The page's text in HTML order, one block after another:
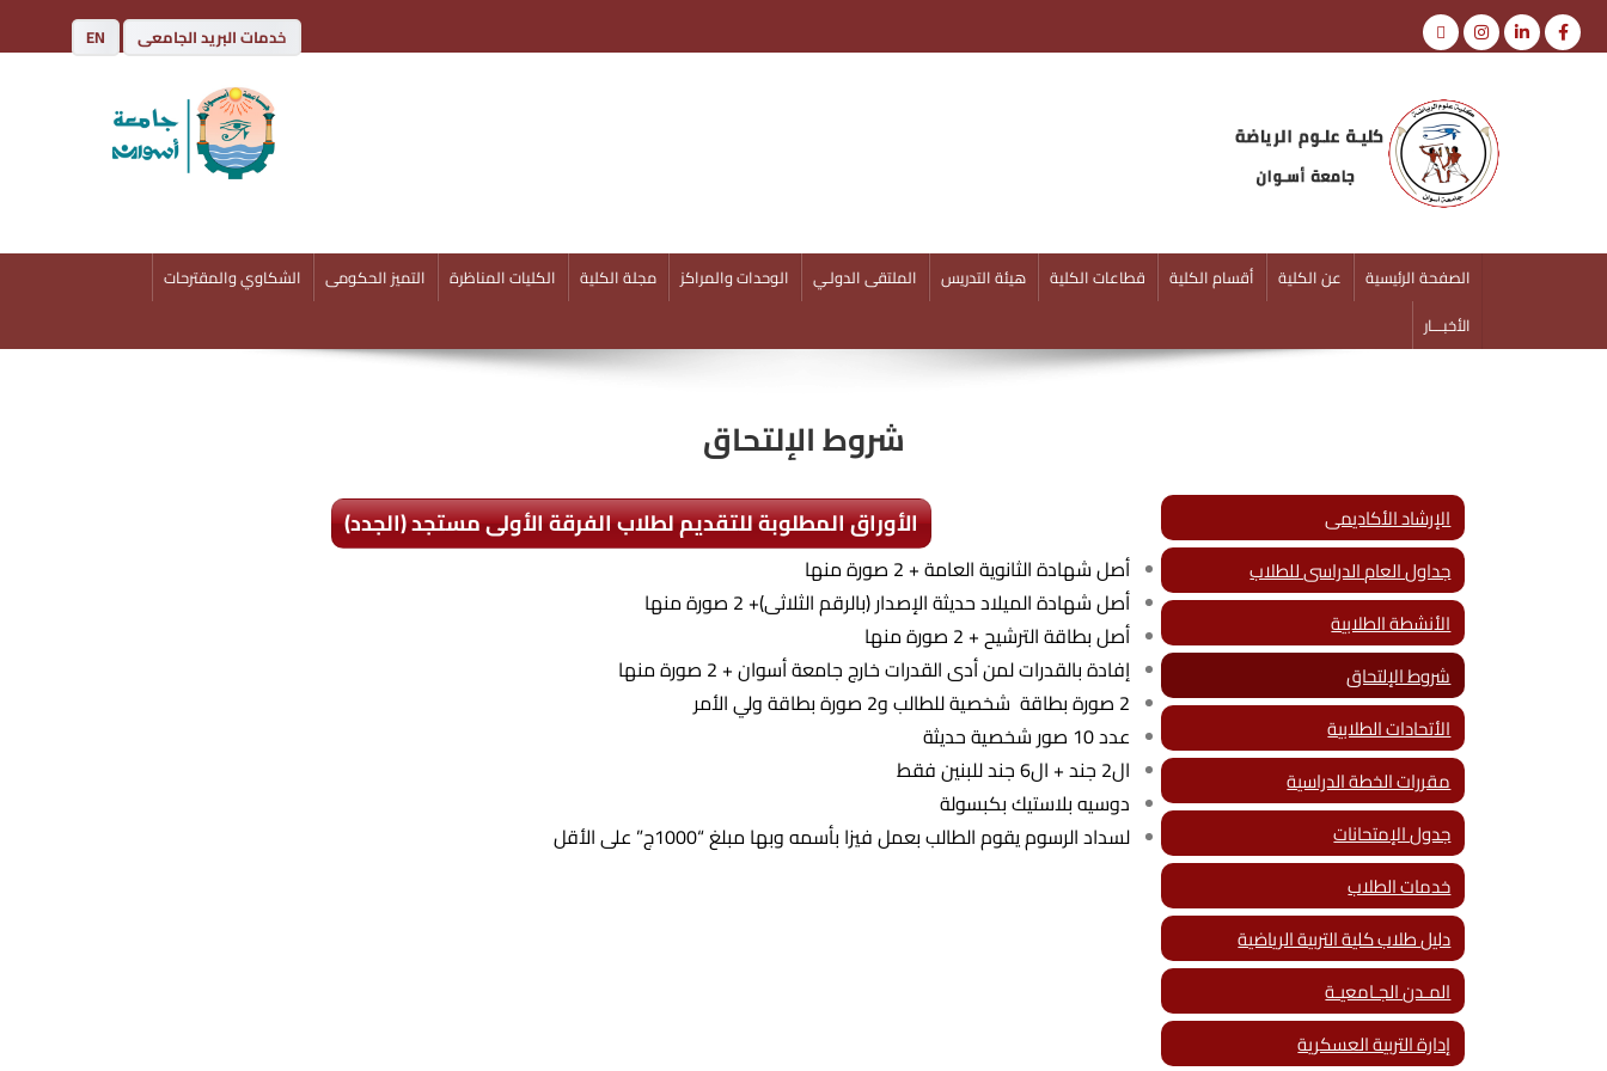
EN خدمات البريد الجامعى
كلية علوم الرياضة
الصفحة الرئيسية عن الكلية أقسام الكلية قطاعات الكلية هيئة التدريس الملتقى الدولـي الوحدات والمراكز مجلة الكلية الكليات المناظرة التميز الحكومى
الشكاوي والمقترحات
الأخبـــار
شروط الإلتحاق
الأوراق المطلوبة للتقديم لطلاب الفرقة الأولى مستجد (الجدد)
أصل شهادة الثانوية العامة + 2 صورة منها
أصل شهادة الميلاد حديثة الإصدار (بالرقم الثلاثى)+ 2 صورة منها
أصل بطاقة الترشيح + 2 صورة منها
إفادة بالقدرات لمن أدى القدرات خارج جامعة أسوان + 2 صورة منها
2 صورة بطاقة شخصية للطالب و2 صورة بطاقة ولي الأمر
عدد 10 صور شخصية حديثة
ال2 جند + ال6 جند للبنين فقط
دوسيه بلاستيك بكبسولة
لسداد الرسوم يقوم الطالب بعمل فيزا بأسمه وبها مبلغ “1000ج” على الأقل
الإرشاد الأكاديمى
جداول العام الدراسى للطلاب
الأنشطة الطلابية
شروط الإلتحاق
الأتحادات الطلابية
مقررات الخطة الدراسية
جدول الإمتحانات
خدمات الطلاب
دليل طلاب كلية التربية الرياضية
المـدن الجـامعيـة
إدارة التربية العسكرية